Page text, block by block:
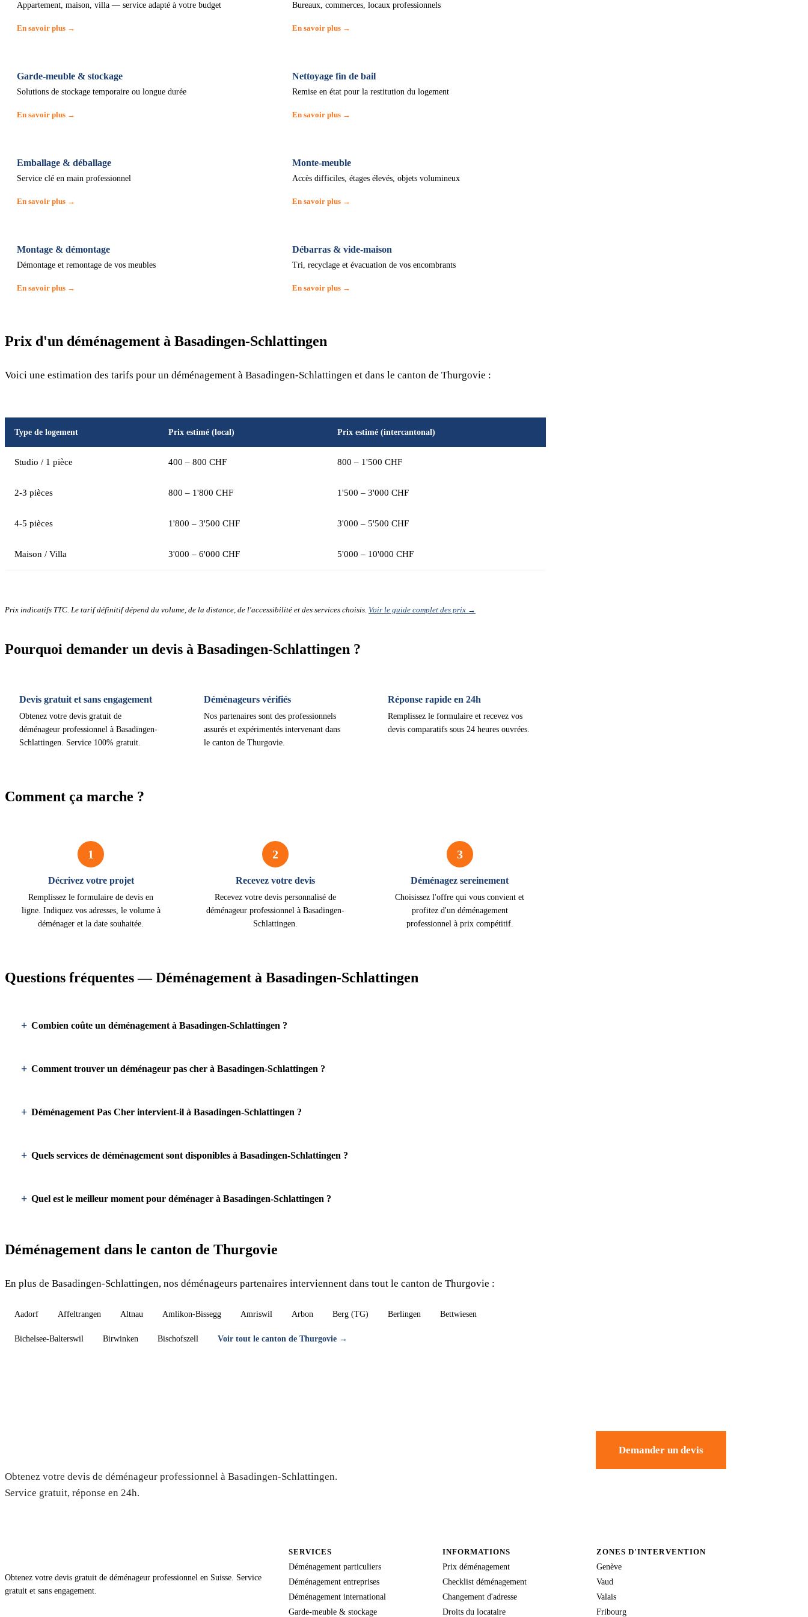
Appartement, maison, villa — service adapté à votre budget
En savoir plus →
Bureaux, commerces, locaux professionnels
En savoir plus →
Garde-meuble & stockage
Solutions de stockage temporaire ou longue durée
En savoir plus →
Nettoyage fin de bail
Remise en état pour la restitution du logement
En savoir plus →
Emballage & déballage
Service clé en main professionnel
En savoir plus →
Monte-meuble
Accès difficiles, étages élevés, objets volumineux
En savoir plus →
Montage & démontage
Démontage et remontage de vos meubles
En savoir plus →
Débarras & vide-maison
Tri, recyclage et évacuation de vos encombrants
En savoir plus →
Prix d'un déménagement à Basadingen-Schlattingen
Voici une estimation des tarifs pour un déménagement à Basadingen-Schlattingen et dans le canton de Thurgovie :
Type de logement Prix estimé (local) Prix estimé (intercantonal)
Studio / 1 pièce 400 – 800 CHF 800 – 1'500 CHF
2-3 pièces 800 – 1'800 CHF 1'500 – 3'000 CHF
4-5 pièces 1'800 – 3'500 CHF 3'000 – 5'500 CHF
Maison / Villa 3'000 – 6'000 CHF 5'000 – 10'000 CHF
Prix indicatifs TTC. Le tarif définitif dépend du volume, de la distance, de l'accessibilité et des services choisis. Voir le guide complet des prix →
Pourquoi demander un devis à Basadingen-Schlattingen ?
Devis gratuit et sans engagement
Obtenez votre devis gratuit de
déménageur professionnel à Basadingen-
Schlattingen. Service 100% gratuit.
Déménageurs vérifiés
Nos partenaires sont des professionnels
assurés et expérimentés intervenant dans
le canton de Thurgovie.
Réponse rapide en 24h
Remplissez le formulaire et recevez vos
devis comparatifs sous 24 heures ouvrées.
Comment ça marche ?
1
Décrivez votre projet
Remplissez le formulaire de devis en
ligne. Indiquez vos adresses, le volume à
déménager et la date souhaitée.
2
Recevez votre devis
Recevez votre devis personnalisé de
déménageur professionnel à Basadingen-
Schlattingen.
3
Déménagez sereinement
Choisissez l'offre qui vous convient et
profitez d'un déménagement
professionnel à prix compétitif.
Questions fréquentes — Déménagement à Basadingen-Schlattingen
Combien coûte un déménagement à Basadingen-Schlattingen ?
Comment trouver un déménageur pas cher à Basadingen-Schlattingen ?
Déménagement Pas Cher intervient-il à Basadingen-Schlattingen ?
Quels services de déménagement sont disponibles à Basadingen-Schlattingen ?
Quel est le meilleur moment pour déménager à Basadingen-Schlattingen ?
Déménagement dans le canton de Thurgovie
En plus de Basadingen-Schlattingen, nos déménageurs partenaires interviennent dans tout le canton de Thurgovie :
Aadorf Affeltrangen Altnau Amlikon-Bissegg Amriswil Arbon Berg (TG) Berlingen Bettwiesen
Bichelsee-Balterswil Birwinken Bischofszell Voir tout le canton de Thurgovie →
Obtenez votre devis de déménageur professionnel à Basadingen-Schlattingen.
Service gratuit, réponse en 24h.
Demander un devis
Obtenez votre devis gratuit de déménageur professionnel en Suisse. Service
gratuit et sans engagement.
SERVICES
Déménagement particuliers
Déménagement entreprises
Déménagement international
Garde-meuble & stockage
INFORMATIONS
Prix déménagement
Checklist déménagement
Changement d'adresse
Droits du locataire
ZONES D'INTERVENTION
Genève
Vaud
Valais
Fribourg